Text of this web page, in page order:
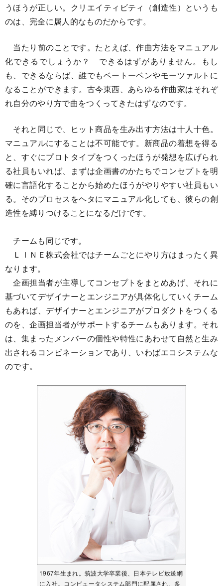
うほうが正しい。クリエイティビティ（創造性）というも
のは、完全に属人的なものだからです。
当たり前のことです。たとえば、作曲方法をマニュアル
化できるでしょうか？ できるはずがありません。もし
も、できるならば、誰でもベートーベンやモーツァルトに
なることができます。古今東西、あらゆる作曲家はそれぞ
れ自分のやり方で曲をつくってきたはずなのです。
それと同じで、ヒット商品を生み出す方法は十人十色。
マニュアルにすることは不可能です。新商品の着想を得る
と、すぐにプロトタイプをつくったほうが発想を広げられ
る社員もいれば、まずは企画書のかたちでコンセプトを明
確に言語化することから始めたほうがやりやすい社員もい
る。そのプロセスをヘタにマニュアル化しても、彼らの創
造性を縛りつけることになるだけです。
チームも同じです。
ＬＩＮＥ株式会社ではチームごとにやり方はまったく異
なります。
企画担当者が主導してコンセプトをまとめあげ、それに
基づいてデザイナーとエンジニアが具体化していくチーム
もあれば、デザイナーとエンジニアがプロダクトをつくる
のを、企画担当者がサポートするチームもあります。それ
は、集まったメンバーの個性や特性にあわせて自然と生み
出されるコンビネーションであり、いわばエコシステムな
のです。
1967年生まれ。筑波大学卒業後、日本テレビ放送網
に入社。コンピュータシステム部門に配属され、多